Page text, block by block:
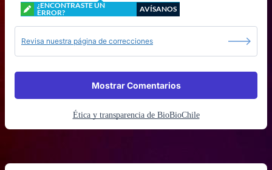
¿ENCONTRASTE UN
ERROR?
AVÍSANOS
Revisa nuestra página de correcciones
Mostrar Comentarios
Ética y transparencia de BioBioChile